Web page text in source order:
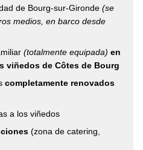
de Bourg-sur-Gironde (se
medios, en barco desde
(totalmente equipada) en
viñedos de Côtes de Bourg
completamente renovados
a los viñedos
(zona de catering,